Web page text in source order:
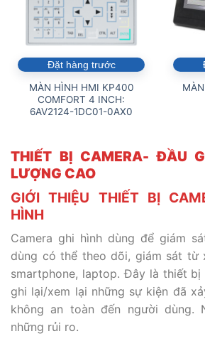
Đặt hàng trước
MÀN HÌNH HMI KP400
COMFORT 4 INCH:
6AV2124-1DC01-0AX0
THIẾT BỊ CAMERA- ĐẦU
LƯỢNG CAO
GIỚI THIỆU THIẾT BỊ
HÌNH
Camera ghi hình dùng để giám
dùng có thể theo dõi, giám sát từ
smartphone, laptop. Đây là thiết
ghi lại/xem lại những sự kiện đã
không an toàn đến người dùng.
những rủi ro.